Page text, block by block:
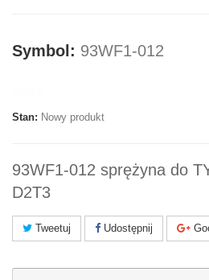
Symbol: 93WF1-012
Stan: Nowy produkt
93WF1-012 sprężyna do
D2T3
Tweetuj Udostępnij